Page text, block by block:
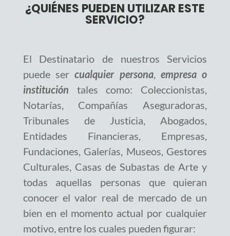
¿QUIÉNES PUEDEN UTILIZAR ESTE
SERVICIO?
El Destinatario de nuestros Servicios
puede sercualquier persona, empresa o
institución tales como: Coleccionistas,
Notarías, Compañías Aseguradoras,
Tribunales de Justicia, Abogados,
Entidades Financieras, Empresas,
Fundaciones, Galerías, Museos, Gestores
Culturales, Casas de Subastas de Arte y
todas aquellas personas que quieran
conocer el valor real de mercado de un
bien en el momento actual por cualquier
motivo, entre los cuales pueden figurar: